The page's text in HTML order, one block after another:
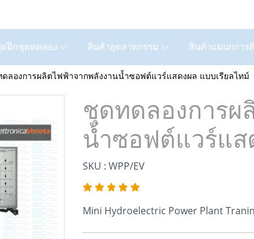
(GIC) Call Us :
ฝึกชุดทดลอง สินค้าอุตสาหกรรม สินค้าแผนกการ
ลองการผลิตไฟฟ้าจากพลังงานน้ำซอฟต์แวร์แสดงผล แบบเรียลไทม์
ชุดทดลองการผ
น้ำซอฟต์แวร์แส
SKU : WPP/EV
Mini Hydroelectric Power Plant